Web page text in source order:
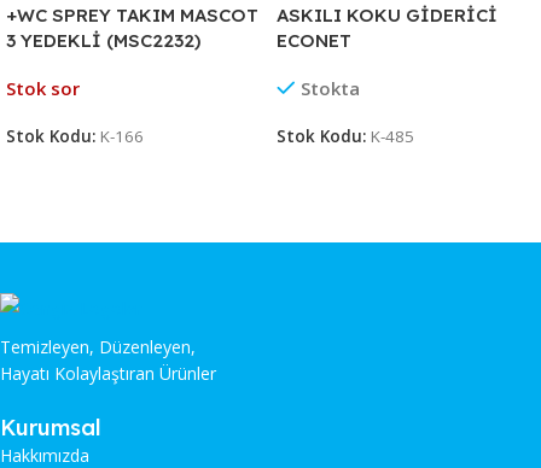
+WC SPREY TAKIM MASCOT
3 YEDEKLİ (MSC2232)
Stok sor
Stok Kodu: K-166
ASKILI KOKU GİDERİCİ
ECONET
Stokta
Stok Kodu: K-485
Temizleyen, Düzenleyen,
Hayatı Kolaylaştıran Ürünler
Kurumsal
Hakkımızda